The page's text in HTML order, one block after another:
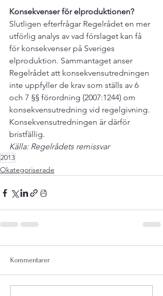
Konsekvenser för elproduktionen?
Slutligen efterfrågar Regelrådet en mer
utförlig analys av vad förslaget kan få
för konsekvenser på Sveriges
elproduktion. Sammantaget anser
Regelrådet att konsekvensutredningen
inte uppfyller de krav som ställs av 6
och 7 §§ förordning (2007:1244) om
konsekvensutredning vid regelgivning.
Konsekvensutredningen är därför
bristfällig.
Källa: Regelrådets remissvar
2013
Okategoriserade
Kommentarer